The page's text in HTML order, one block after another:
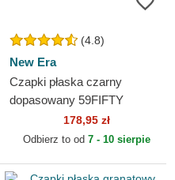
(4.8)
New Era
Czapki płaska czarny
dopasowany 59FIFTY
Essential Los Angeles
Dodgers MLB New Era
178,95 zł
Odbierz to od 7 - 10 sierpie